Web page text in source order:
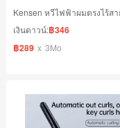
เงินดาวน์:฿346
฿289 x 3Mo